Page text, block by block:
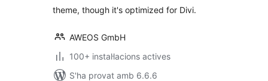
theme, though it's optimized for Divi.
AWEOS GmbH
100+ instal·lacions actives
S'ha provat amb 6.6.6